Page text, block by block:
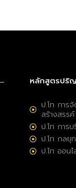
หลักสูตรปริ
ป.โท การ
สร้างสรรค์
ป.โท การบ
ป.โท กลยุ
ป.โท ออน